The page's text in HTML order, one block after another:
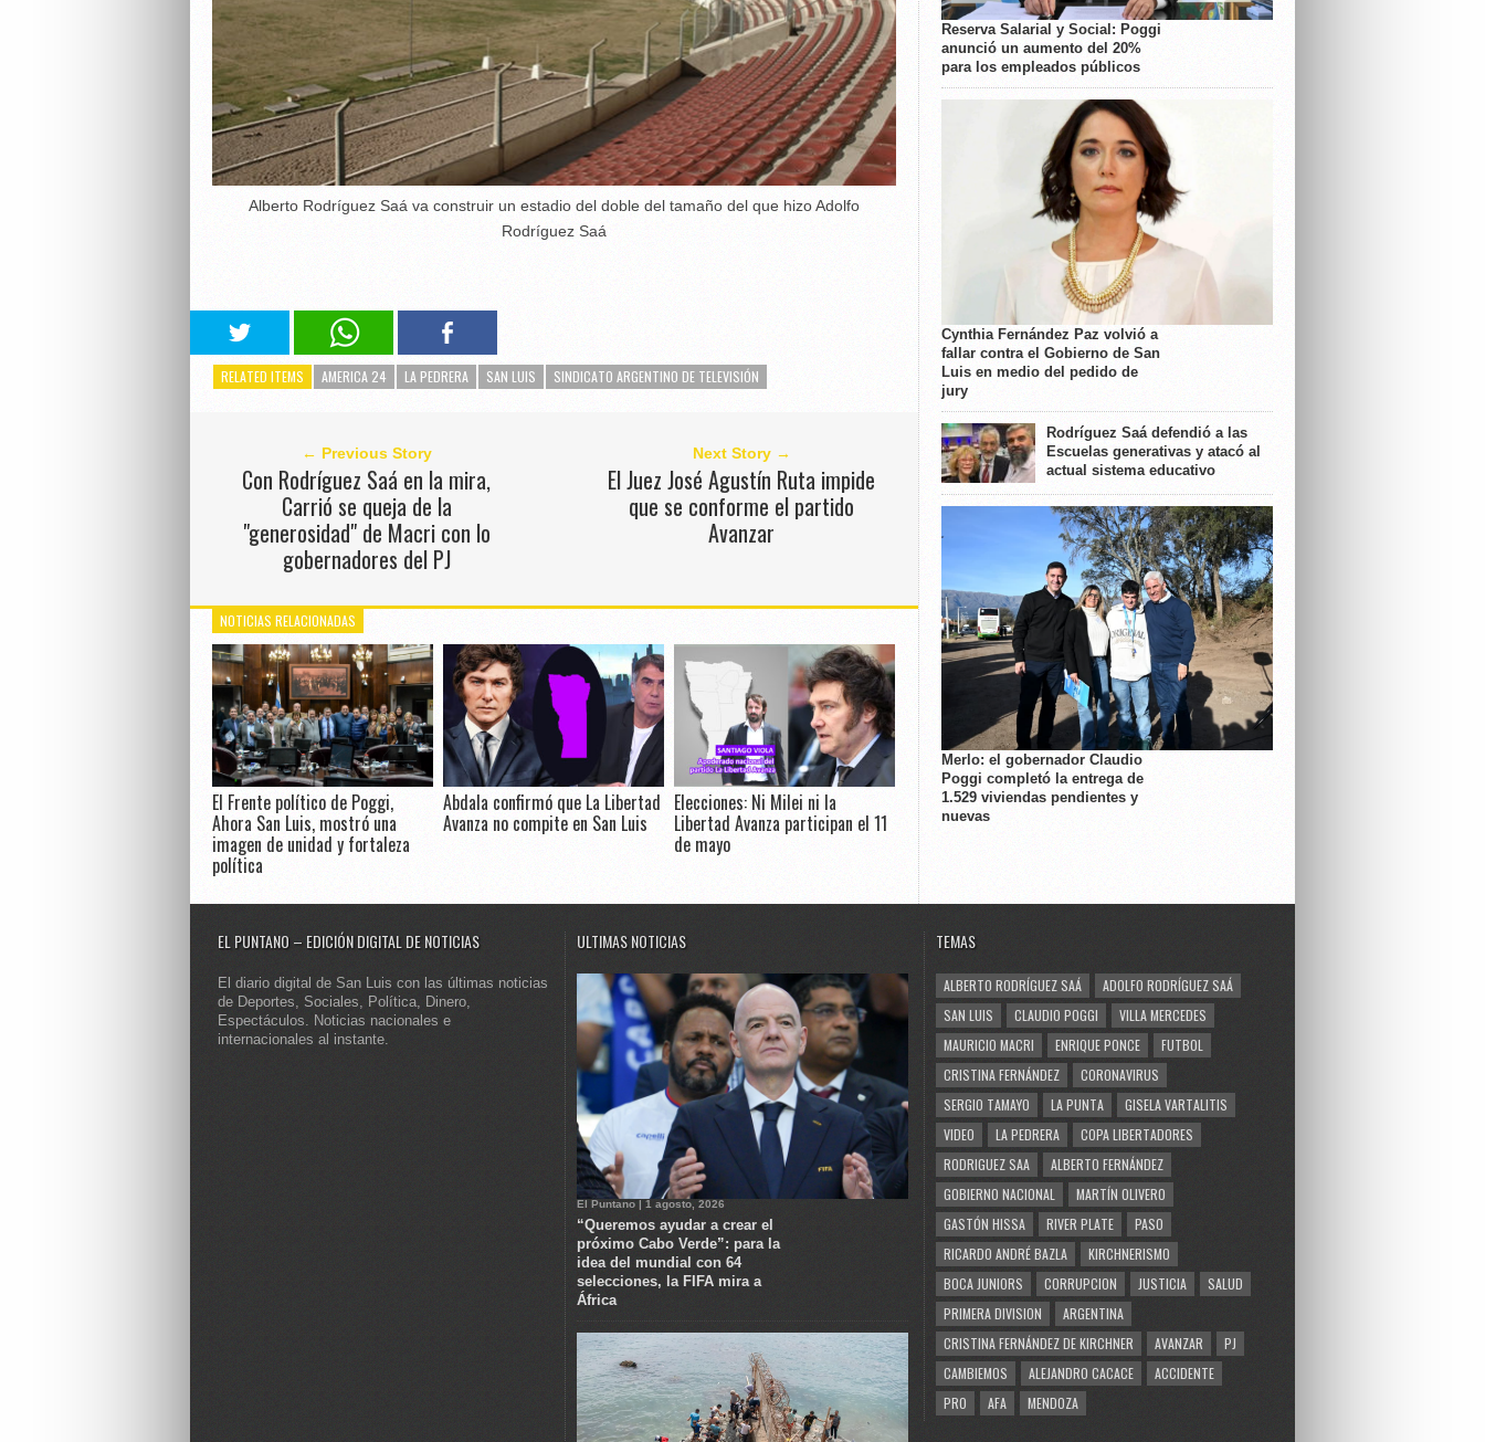
Alberto Rodríguez Saá va construir un estadio del doble del tamaño del que hizo Adolfo
Rodríguez Saá
RELATED ITEMS AMERICA 24 LA PEDRERA SAN LUIS SINDICATO ARGENTINO DE TELEVISIÓN
← Previous Story
Con Rodríguez Saá en la mira,
Carrió se queja de la
"generosidad" de Macri con lo
gobernadores del PJ
Next Story →
El Juez José Agustín Ruta impide
que se conforme el partido
Avanzar
NOTICIAS RELACIONADAS
El Frente político de Poggi,
Ahora San Luis, mostró una
imagen de unidad y fortaleza
política
Abdala confirmó que La Libertad
Avanza no compite en San Luis
Elecciones: Ni Milei ni la
Libertad Avanza participan el 11
de mayo
Reserva Salarial y Social: Poggi
anunció un aumento del 20%
para los empleados públicos
Cynthia Fernández Paz volvió a
fallar contra el Gobierno de San
Luis en medio del pedido de
jury
Rodríguez Saá defendió a las
Escuelas generativas y atacó al
actual sistema educativo
Merlo: el gobernador Claudio
Poggi completó la entrega de
1.529 viviendas pendientes y
nuevas
EL PUNTANO – EDICIÓN DIGITAL DE NOTICIAS
El diario digital de San Luis con las últimas noticias
de Deportes, Sociales, Política, Dinero,
Espectáculos. Noticias nacionales e
internacionales al instante.
ULTIMAS NOTICIAS
El Puntano | 1 agosto, 2026
“Queremos ayudar a crear el
próximo Cabo Verde”: para la
idea del mundial con 64
selecciones, la FIFA mira a
África
TEMAS
ALBERTO RODRÍGUEZ SAÁ
ADOLFO RODRÍGUEZ SAÁ
SAN LUIS
CLAUDIO POGGI
VILLA MERCEDES
MAURICIO MACRI
ENRIQUE PONCE
FUTBOL
CRISTINA FERNÁNDEZ
CORONAVIRUS
SERGIO TAMAYO
LA PUNTA
GISELA VARTALITIS
VIDEO
LA PEDRERA
COPA LIBERTADORES
RODRIGUEZ SAA
ALBERTO FERNÁNDEZ
GOBIERNO NACIONAL
MARTÍN OLIVERO
GASTÓN HISSA
RIVER PLATE
PASO
RICARDO ANDRÉ BAZLA
KIRCHNERISMO
BOCA JUNIORS
CORRUPCION JUSTICIA
SALUD
PRIMERA DIVISION
ARGENTINA
CRISTINA FERNÁNDEZ DE KIRCHNER
AVANZAR
PJ
CAMBIEMOS
ALEJANDRO CACACE
ACCIDENTE
PRO
AFA MENDOZA